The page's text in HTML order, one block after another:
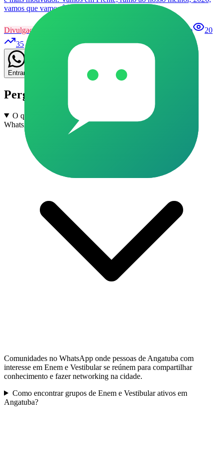
vamos que vamos 🙌🏼🙏
Divulgação Patrocinado
20
35
Entrar
Perguntas frequentes
O que são grupos de Enem e Vestibular em Angatuba no
WhatsApp?
Comunidades no WhatsApp onde pessoas de Angatuba com
interesse em Enem e Vestibular se reúnem para compartilhar
conhecimento e fazer networking na cidade.
Como encontrar grupos de Enem e Vestibular ativos em
Angatuba?